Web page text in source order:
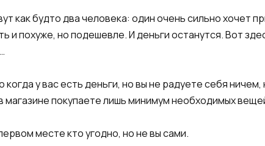
как будто два человека: один очень сильно хочет
и похуже, но подешевле. И деньги останутся. Вот
когда у вас есть деньги, но вы не радуете себя
магазине покупаете лишь минимум необходимых
месте кто угодно, но не вы сами.